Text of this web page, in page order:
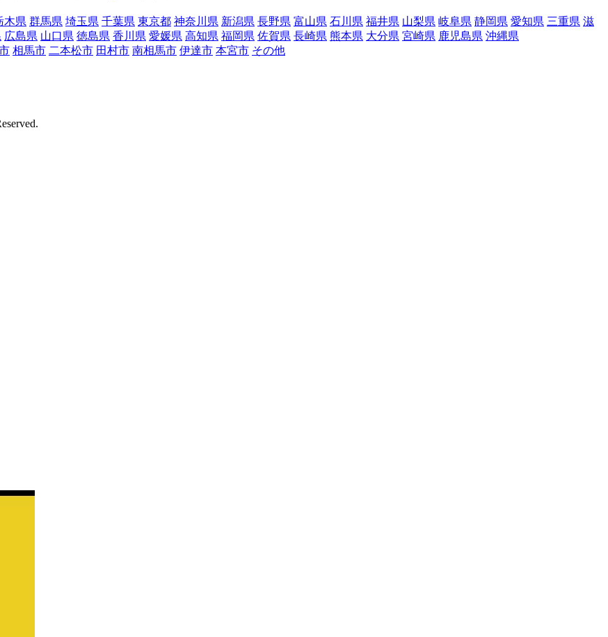
木県 群馬県 埼玉県 千葉県 東京都 神奈川県 新潟県 長野県 富山県 石川県 福井県 山梨県 岐阜県 静岡県 愛知県 三重県 滋
広島県 山口県 徳島県 香川県 愛媛県 高知県 福岡県 佐賀県 長崎県 熊本県 大分県 宮崎県 鹿児島県 沖縄県
相馬市 二本松市 田村市 南相馬市 伊達市 本宮市 その他